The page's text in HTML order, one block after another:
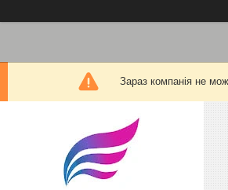
Зараз компанія не